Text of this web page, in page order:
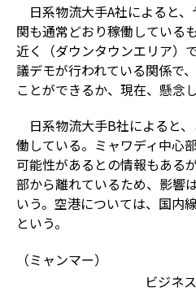
日系物流大手A社によると
関も通常どおり稼働している
近く（ダウンタウンエリア）
議デモが行われている関係で
ことができるか、現在、懸念
日系物流大手B社によると
働している。ミャワディ中心
可能性があるとの情報もある
部から離れているため、影響
いう。空港については、国内
という。
（ミャンマー）
ビジネ